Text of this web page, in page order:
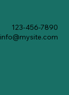
123-456-7890
info@mysite.com